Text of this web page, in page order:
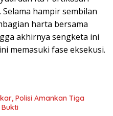
hampir sembilan
harta bersama
akhirnya sengketa ini
memasuki fase eksekusi.
Polisi Amankan Tiga